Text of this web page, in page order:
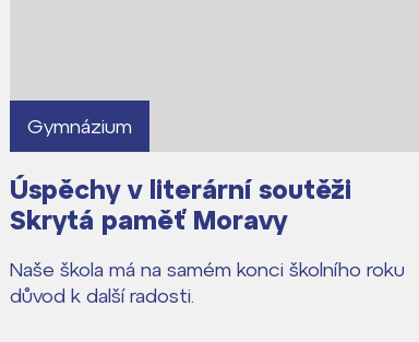
Gymnázium
Úspěchy v literární soutěži
Skrytá paměť Moravy
Naše škola má na samém konci školního roku
důvod k další radosti.
Gymnázia